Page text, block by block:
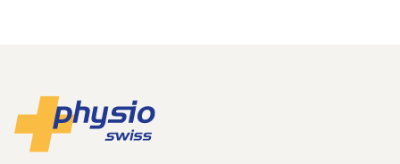
Footer